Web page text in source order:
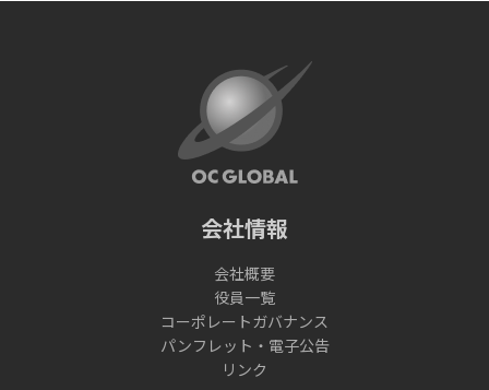
会社情報
会社概要
役員一覧
コーポレートガバナンス
パンフレット・電子公告
リンク